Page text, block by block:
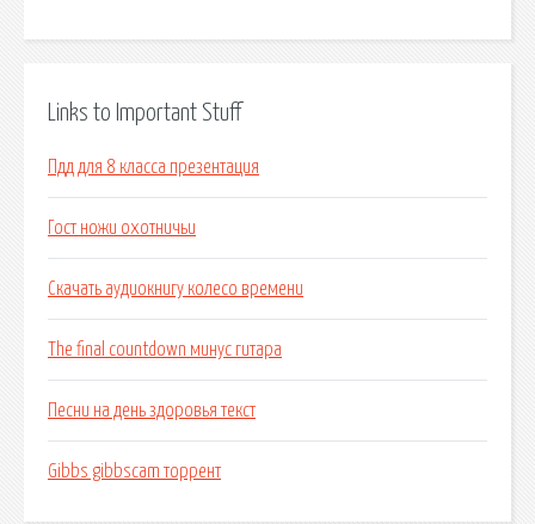
Links to Important Stuff
Пдд для 8 класса презентация
Гост ножи охотничьи
Скачать аудиокнигу колесо времени
The final countdown минус гитара
Песни на день здоровья текст
Gibbs gibbscam торрент